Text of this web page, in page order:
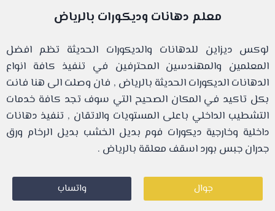
معلم دهانات وديكورات بالرياض
لوكس ديزاين للدهانات والديكورات الحديثة تظم افضل
المعلمين والمهندسين المحترفين في تنفيذ كافة انواع
الدهانات الديكورات الحديثة بالرياض , فان وصلت الى هنا فانت
بكل تاكيد في المكان الصحيح التي سوف تجد كافة خدمات
التشطيب الداخلي باعلى المستويات والاتقان , تنفيذ دهانات
داخلية وخارجية ديكورات فوم بديل الخشب بديل الرخام ورق
جدران جبس بورد اسقف معلقة بالرياض .
جوال واتساب